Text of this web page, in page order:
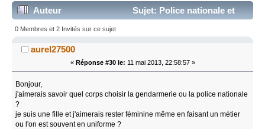
Auteur
Sujet: Police nationale et
Gendarmerie nationale : sachez faire la différence (Lu
182841 fois)
0 Membres et 2 Invités sur ce sujet
aurel27500
« Réponse #30 le: 11 mai 2013, 22:58:57 »
Bonjour,
j'aimerais savoir quel corps choisir la gendarmerie ou la police nationale
?
je suis une fille et j'aimerais rester féminine même en faisant un métier
ou l'on est souvent en uniforme ?